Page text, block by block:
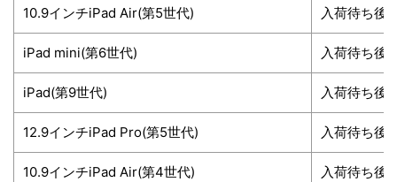
10.9インチiPad Air(第5世代) 入荷待ち後
iPad mini(第6世代) 入荷待ち後
iPad(第9世代) 入荷待ち後
12.9インチiPad Pro(第5世代) 入荷待ち後
10.9インチiPad Air(第4世代) 入荷待ち後